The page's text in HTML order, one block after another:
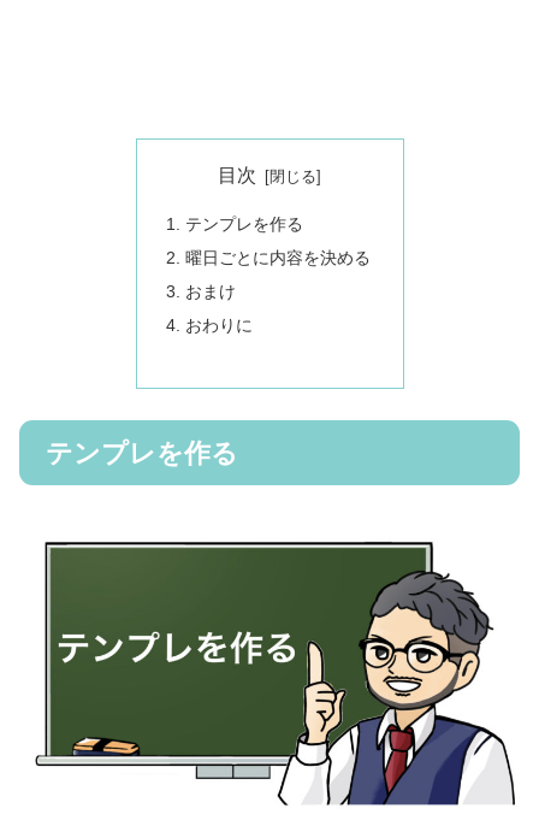
目次
テンプレを作る
曜日ごとに内容を決める
おまけ
おわりに
テンプレを作る